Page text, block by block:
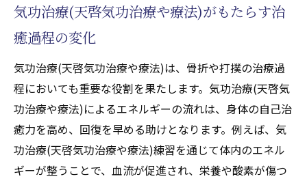
気功治療(天啓気功治療や療法)がもたらす治
癒過程の変化
気功治療(天啓気功治療や療法)は、骨折や打撲の治療過
程においても重要な役割を果たします。気功治療(天啓気
功治療や療法)によるエネルギーの流れは、身体の自己治
癒力を高め、回復を早める助けとなります。例えば、気
功治療(天啓気功治療や療法)練習を通じて体内のエネル
ギーが整うことで、血流が促進され、栄養や酸素が傷つ